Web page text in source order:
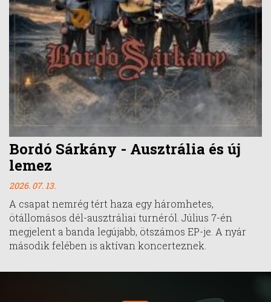
Bordó Sárkány - Ausztrália és új
lemez
2026. 07. 13.
A csapat nemrég tért haza egy háromhetes,
ötállomásos dél-ausztráliai turnéról. Július 7-én
megjelent a banda legújabb, ötszámos EP-je. A nyár
második felében is aktívan koncerteznek.